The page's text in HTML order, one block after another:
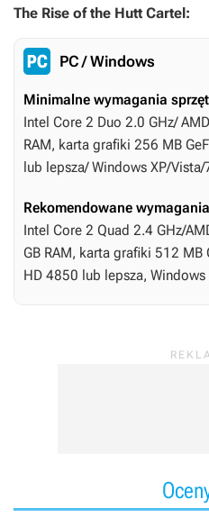
The Rise of the Hutt Cartel:
PC / Windows
Minimalne wymagania
Intel Core 2 Duo 2.0 GHz/
RAM, karta grafiki 256 MB
lub lepsza/ Windows XP/Vista/
Rekomendowane
Intel Core 2 Quad 2.4 GHz/
GB RAM, karta grafiki 512 MB
HD 4850 lub lepsza,